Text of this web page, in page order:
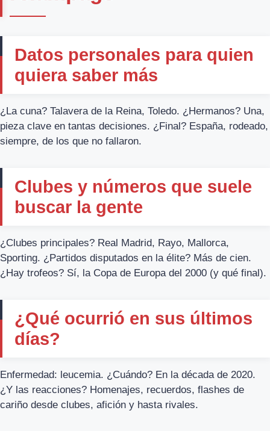
Datos personales para quien
quiera saber más
¿La cuna? Talavera de la Reina, Toledo. ¿Hermanos? Una,
pieza clave en tantas decisiones. ¿Final? España, rodeado,
siempre, de los que no fallaron.
Clubes y números que suele
buscar la gente
¿Clubes principales? Real Madrid, Rayo, Mallorca,
Sporting. ¿Partidos disputados en la élite? Más de cien.
¿Hay trofeos? Sí, la Copa de Europa del 2000 (y qué final).
¿Qué ocurrió en sus últimos
días?
Enfermedad: leucemia. ¿Cuándo? En la década de 2020.
¿Y las reacciones? Homenajes, recuerdos, flashes de
cariño desde clubes, afición y hasta rivales.